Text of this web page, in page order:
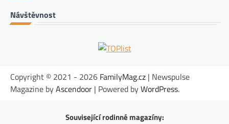
Návštěvnost
Copyright © 2021 - 2026 FamilyMag.cz | Newspulse
Magazine byAscendoor | Powered byWordPress.
Související rodinné magazíny: